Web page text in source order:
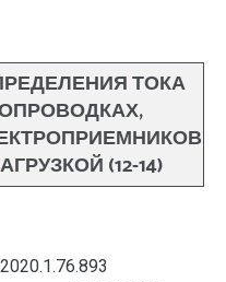
ТОКА
(12-14)